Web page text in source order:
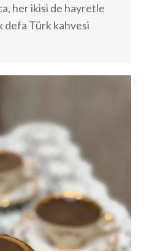
her ikisi de hayretle
defa Türk kahvesi